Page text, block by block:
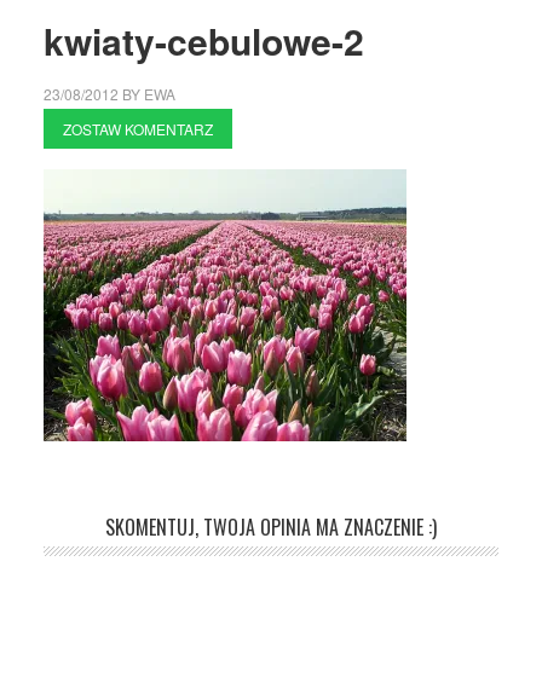
kwiaty-cebulowe-2
23/08/2012 BY EWA
ZOSTAW KOMENTARZ
SKOMENTUJ, TWOJA OPINIA MA ZNACZENIE :)